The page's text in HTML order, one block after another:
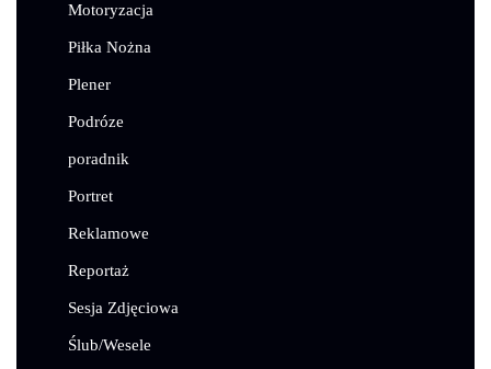
Motoryzacja
Piłka Nożna
Plener
Podróze
poradnik
Portret
Reklamowe
Reportaż
Sesja Zdjęciowa
Ślub/Wesele